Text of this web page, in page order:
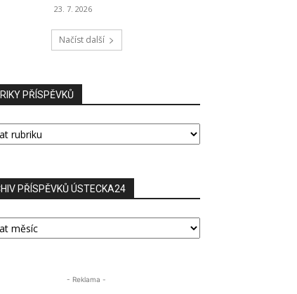
23. 7. 2026
Načíst další
PŘÍSPĚVKŮ
PŘÍSPĚVKŮ ÚSTECKA24
- Reklama -